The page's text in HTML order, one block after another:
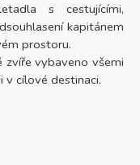
s cestujícími,
kapitánem
prostoru.
zvíře vybaveno všemi
cílové destinaci.